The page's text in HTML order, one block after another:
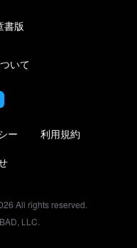
書版
いて
ー
利用規約
All rights reserved.
LLC.